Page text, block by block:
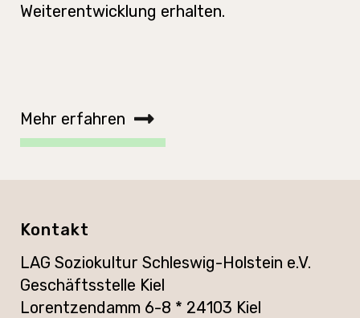
Weiterentwicklung erhalten.
Mehr erfahren
Kontakt
LAG Soziokultur Schleswig-Holstein e.V.
Geschäftsstelle Kiel
Lorentzendamm 6-8 * 24103 Kiel